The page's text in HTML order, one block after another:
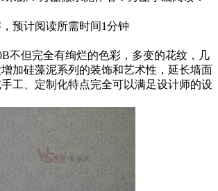
预计阅读所需时间1分钟
不但完全有绚烂的色彩，多变的花纹，几
加硅藻泥系列的装饰和艺术性，延长墙面
工、定制化特点完全可以满足设计师的设